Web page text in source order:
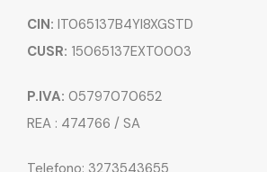
CIN: IT065137B4YI8XGSTD
CUSR: 15065137EXT0003
P.IVA: 05797070652
REA : 474766 / SA